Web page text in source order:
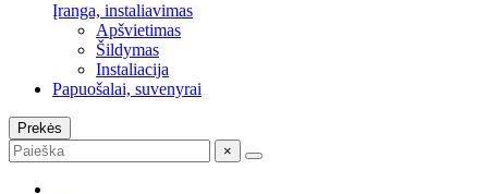
Įranga, instaliavimas
Apšvietimas
Šildymas
Instaliacija
Papuošalai, suvenyrai
Prekės
×